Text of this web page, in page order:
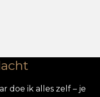
doe ik alles zelf – je